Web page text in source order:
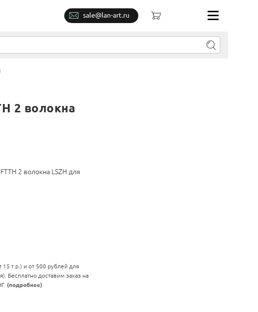
sale@lan-art.ru
2 волокна
2 волокна LSZH для
т.р.) и от 500 рублей для
Бесплатно доставим заказ на
(подробнее)